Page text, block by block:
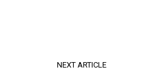
NEXT ARTICLE